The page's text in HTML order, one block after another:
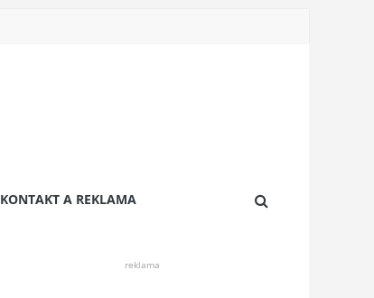
KONTAKT A REKLAMA
reklama